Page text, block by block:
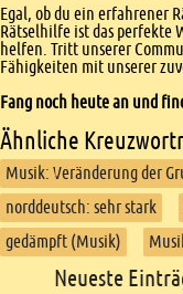
Egal, ob du ein erfahrener
Rätselhilfe ist das perfekte
helfen. Tritt unserer
Fähigkeiten mit unserer
Fang noch heute an und
Ähnliche
Musik: Veränderung der
norddeutsch: sehr stark
gedämpft (Musik)
Footer
Footer content
Neueste